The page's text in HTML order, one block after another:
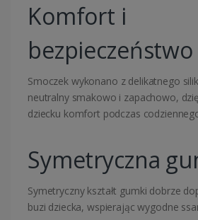
Komfort i
bezpieczeństwo
Smoczek wykonano z delikatnego
neutralny smakowo i zapachowo,
dziecku komfort podczas
Symetryczna
Symetryczny kształt gumki dobrze
buzi dziecka, wspierając wygodne